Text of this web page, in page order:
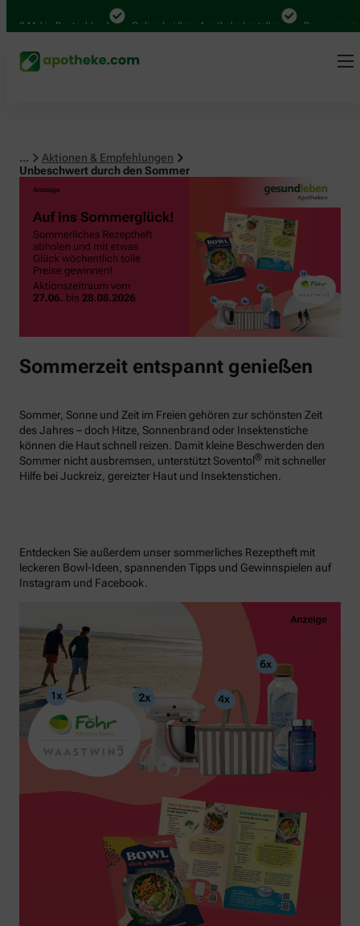
Mal in Deutschland Online bei Ihrer Apotheke bestellen Bequem
...
Aktionen & Empfehlungen
Unbeschwert durch den Sommer
Sommerzeit entspannt genießen
Sommer, Sonne und Zeit im Freien gehören zur schönsten Zeit
des Jahres – doch Hitze, Sonnenbrand oder Insektenstiche
können die Haut schnell reizen. Damit kleine Beschwerden den
Sommer nicht ausbremsen, unterstützt Soventol® mit schneller
Hilfe bei Juckreiz, gereizter Haut und Insektenstichen.
Entdecken Sie außerdem unser sommerliches Rezeptheft mit
leckeren Bowl-Ideen, spannenden Tipps und Gewinnspielen auf
Instagram und Facebook.